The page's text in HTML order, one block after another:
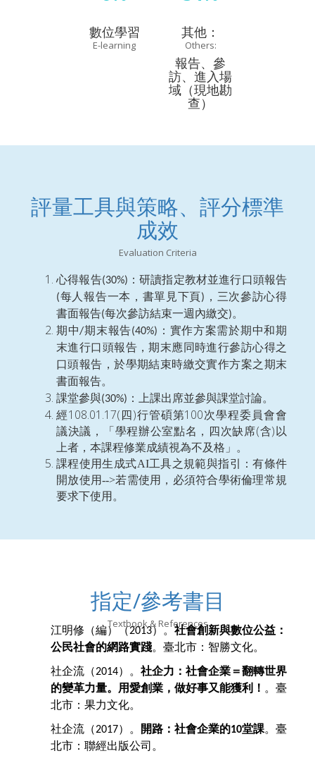
數位學習
E-learning
其他：
Others:
報告、參
訪、進入場
域（現地勘
查）
評量工具與策略、評分標準
成效
Evaluation Criteria
心得報告(30%) ：研讀指定教材並進行口頭報告
(每人報告一本，書單見下頁) ，三次參訪心得
書面報告(每次參訪結束一週內繳交)。
期中/期末報告(40%) ：實作方案需於期中和期
末進行口頭報告，期末應同時進行參訪心得之
口頭報告，於學期結束時繳交實作方案之期末
書面報告。
課堂參與(30%) ：上課出席並參與課堂討論。
經108.01.17( 四 )行管碩第100次學程委員會會
議決議，「學程辦公室點名，四次缺席(含) 以
上者，本課程修業成績視為不及格」。
課程使用生成式AI工具之規範與指引：有條件
開放使用-->若需使用，必須符合學術倫理常規
要求下使用。
指定/參考書目
Textbook & References
江明修（編）（2013）。社會創新與數位公益：
公民社會的網路實踐。臺北市：智勝文化。
社企流（2014）。 社企力：社會企業＝翻轉世界
的變革力量。用愛創業，做好事又能獲利！ 。臺
北市：果力文化。
社企流（2017）。 開路：社會企業的10堂課。臺
北市：聯經出版公司。